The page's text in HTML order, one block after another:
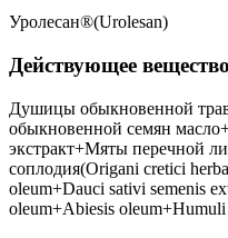
Уролесан®(Urolesan)
Действующее
Душицы обыкновенной
обыкновенной семян
экстракт+Мяты перечной
соплодия(Origani cretici
oleum+Dauci sativi semenis
oleum+Abiesis